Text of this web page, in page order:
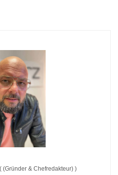
((Gründer & Chefredakteur) )